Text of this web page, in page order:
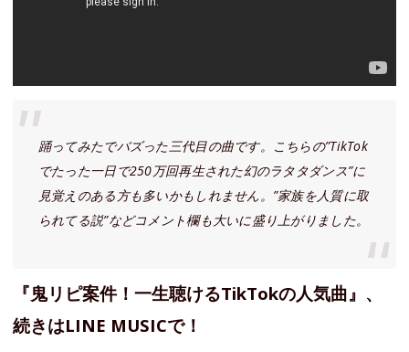
踊ってみたでバズった三代目の曲です。こちらの”TikTok
でたった一日で250万回再生された幻のラタタダンス”に
見覚えのある方も多いかもしれません。”家族を人質に取
られてる説”などコメント欄も大いに盛り上がりました。
『鬼リピ案件！一生聴けるTikTokの人気曲』、
続きはLINE MUSICで！